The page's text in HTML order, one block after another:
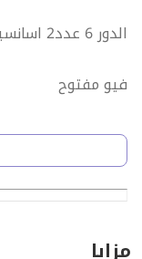
الدور 6 عدد2 اسانسير
فيو مفتوح
مكيفه
مطلوب 23 ألف شهريا
[مطلوب شهر عمولة ]
مزايا